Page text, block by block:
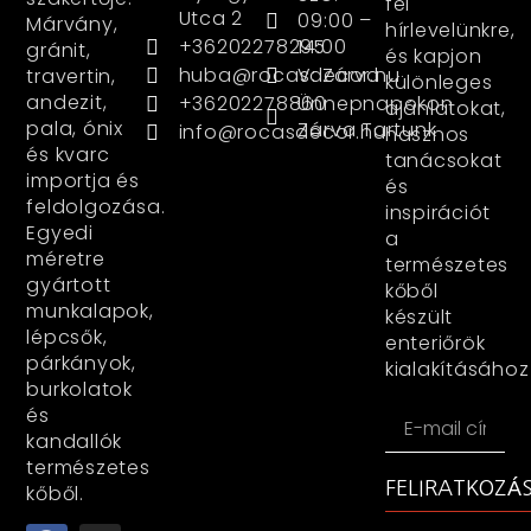
Márvány,
gránit,
travertin,
andezit,
pala, ónix
és kvarc
importja és
feldolgozása.
Egyedi
méretre
gyártott
munkalapok,
lépcsők,
párkányok,
burkolatok
és
kandallók
természetes
kőből.
Utca 2
+36202278295
huba@rocasdecor.hu
+36202278860
info@rocasdecor.hu
09:00 –
14:00
V: Zárva
Ünnepnapokon
Zárva Tartunk
hírlevelünkre,
és kapjon
különleges
ajánlatokat,
hasznos
tanácsokat
és
inspirációt
a
természetes
kőből
készült
enteriőrök
kialakításához